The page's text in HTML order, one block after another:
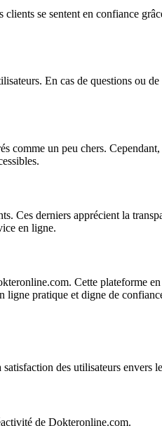
se sentent en confiance
En cas de questions ou
un peu chers.
Ces derniers apprécient la
en ligne.
Cette plateforme
ligne pratique et digne de
des utilisateurs envers
de Dokteronline.com.